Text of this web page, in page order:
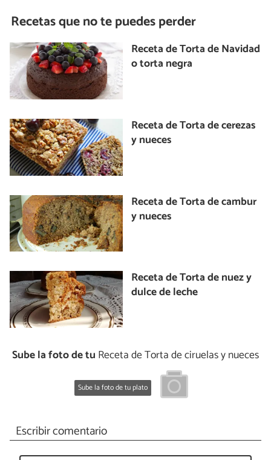
Recetas que no te puedes perder
Receta de Torta de Navidad
o torta negra
Receta de Torta de cerezas
y nueces
Receta de Torta de cambur
y nueces
Receta de Torta de nuez y
dulce de leche
Sube la foto de tu Receta de Torta de ciruelas y nueces
Sube la foto de tu plato
Escribir comentario